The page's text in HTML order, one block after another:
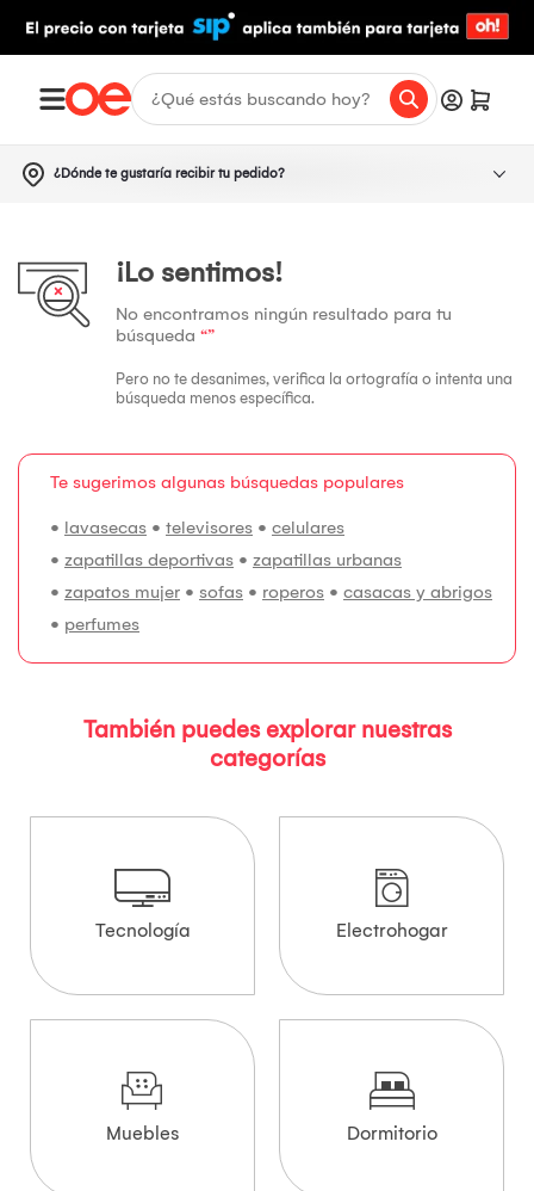
¿Dónde te gustaría recibir tu pedido?
¡Lo sentimos!
No encontramos ningún resultado para tu
búsqueda “”
Pero no te desanimes, verifica la ortografía o intenta una
búsqueda menos específica.
Te sugerimos algunas búsquedas populares
• lavasecas • televisores • celulares
• zapatillas deportivas • zapatillas urbanas
• zapatos mujer • sofas • roperos • casacas y abrigos
• perfumes
También puedes explorar nuestras
categorías
Tecnología Electrohogar
Muebles Dormitorio